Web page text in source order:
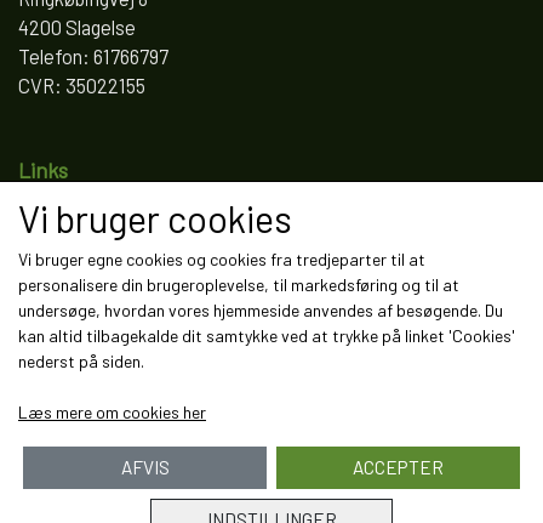
4200 Slagelse
Telefon: 61766797
CVR: 35022155
Links
Salgs- og leveringsbetingelser
Fortrydelse og reklamation
Kunde login
Om os
Kontakt
Vi bruger cookies
Vi bruger egne cookies og cookies fra tredjeparter til at
personalisere din brugeroplevelse, til markedsføring og til at
undersøge, hvordan vores hjemmeside anvendes af besøgende. Du
kan altid tilbagekalde dit samtykke ved at trykke på linket 'Cookies'
nederst på siden.
Læs mere om cookies her
AFVIS ACCEPTER